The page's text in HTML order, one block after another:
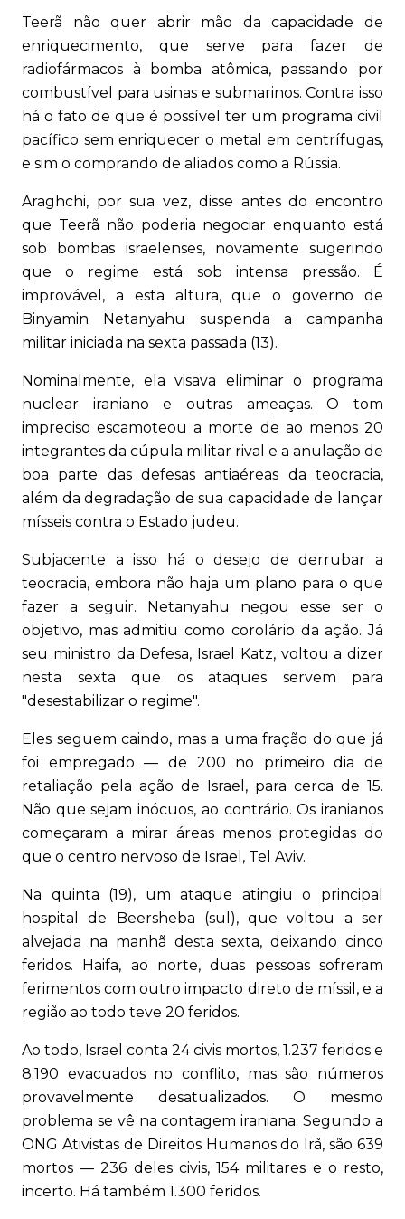
Teerã não quer abrir mão da capacidade de
enriquecimento, que serve para fazer de
radiofármacos à bomba atômica, passando por
combustível para usinas e submarinos. Contra isso
há o fato de que é possível ter um programa civil
pacífico sem enriquecer o metal em centrífugas,
e sim o comprando de aliados como a Rússia.
Araghchi, por sua vez, disse antes do encontro
que Teerã não poderia negociar enquanto está
sob bombas israelenses, novamente sugerindo
que o regime está sob intensa pressão. É
improvável, a esta altura, que o governo de
Binyamin Netanyahu suspenda a campanha
militar iniciada na sexta passada (13).
Nominalmente, ela visava eliminar o programa
nuclear iraniano e outras ameaças. O tom
impreciso escamoteou a morte de ao menos 20
integrantes da cúpula militar rival e a anulação de
boa parte das defesas antiaéreas da teocracia,
além da degradação de sua capacidade de lançar
mísseis contra o Estado judeu.
Subjacente a isso há o desejo de derrubar a
teocracia, embora não haja um plano para o que
fazer a seguir. Netanyahu negou esse ser o
objetivo, mas admitiu como corolário da ação. Já
seu ministro da Defesa, Israel Katz, voltou a dizer
nesta sexta que os ataques servem para
"desestabilizar o regime".
Eles seguem caindo, mas a uma fração do que já
foi empregado — de 200 no primeiro dia de
retaliação pela ação de Israel, para cerca de 15.
Não que sejam inócuos, ao contrário. Os iranianos
começaram a mirar áreas menos protegidas do
que o centro nervoso de Israel, Tel Aviv.
Na quinta (19), um ataque atingiu o principal
hospital de Beersheba (sul), que voltou a ser
alvejada na manhã desta sexta, deixando cinco
feridos. Haifa, ao norte, duas pessoas sofreram
ferimentos com outro impacto direto de míssil, e a
região ao todo teve 20 feridos.
Ao todo, Israel conta 24 civis mortos, 1.237 feridos e
8.190 evacuados no conflito, mas são números
provavelmente desatualizados. O mesmo
problema se vê na contagem iraniana. Segundo a
ONG Ativistas de Direitos Humanos do Irã, são 639
mortos — 236 deles civis, 154 militares e o resto,
incerto. Há também 1.300 feridos.